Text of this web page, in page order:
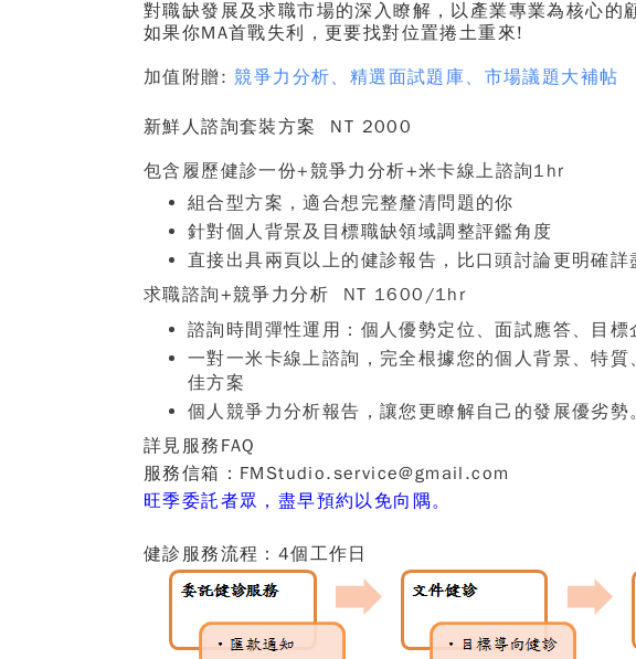
對職缺發展及求職市場的深入瞭解， 以產業專業為核心的
如果你MA首戰失利，更要找對位置捲土重來!
加值附贈: 競爭力分析、精選面試題庫、 市場議題大補帖
新鮮人諮詢套裝方案 NT 2000
包含履歷健診一份+競爭力分析+米卡線上諮詢1hr
組合型方案，適合想完整釐清問題的你
針對個人背景及目標職缺領域調整評鑑角度
直接出具兩頁以上的健診報告，比口頭討論更明確詳
求職諮詢+競爭力分析
NT 1600/1hr
諮詢時間彈性運用：個人優勢定位、面試應答、目標
一對一米卡線上諮詢，完全根據您的個人背景、特
佳方案
個人競爭力分析報告 ，讓您更瞭解自己的發展優劣勢
詳見 服務FAQ
服務信箱 ： FMStudio.service@gmail.com
旺季委託者眾，盡早預約以免向隅。
健診服務流程： 4個工作日